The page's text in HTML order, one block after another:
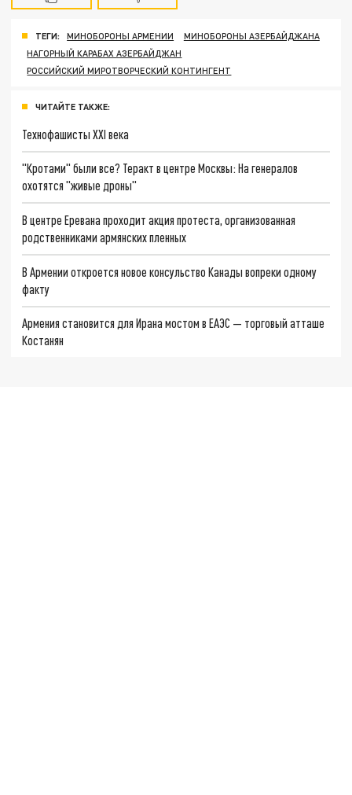
ТЕГИ: МИНОБОРОНЫ АРМЕНИИ
МИНОБОРОНЫ АЗЕРБАЙДЖАНА
НАГОРНЫЙ КАРАБАХ АЗЕРБАЙДЖАН
РОССИЙСКИЙ МИРОТВОРЧЕСКИЙ КОНТИНГЕНТ
ЧИТАЙТЕ ТАКЖЕ:
Технофашисты XXI века
"Кротами" были все? Теракт в центре Москвы: На генералов
охотятся "живые дроны"
В центре Еревана проходит акция протеста, организованная
родственниками армянских пленных
В Армении откроется новое консульство Канады вопреки одному
факту
Армения становится для Ирана мостом в ЕАЭС — торговый атташе
Костанян